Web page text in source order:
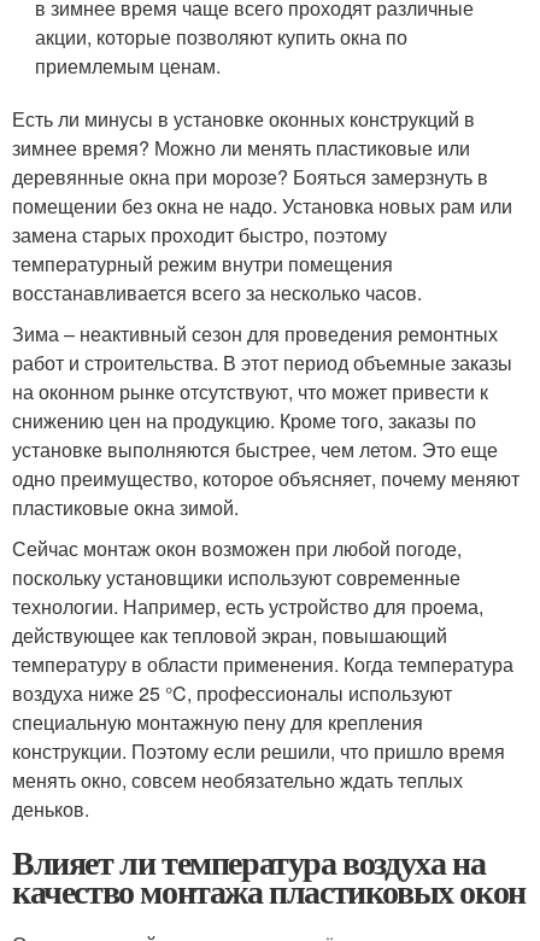
в зимнее время чаще всего проходят различные
акции, которые позволяют купить окна по
приемлемым ценам.
Есть ли минусы в установке оконных конструкций в
зимнее время? Можно ли менять пластиковые или
деревянные окна при морозе? Бояться замерзнуть в
помещении без окна не надо. Установка новых рам или
замена старых проходит быстро, поэтому
температурный режим внутри помещения
восстанавливается всего за несколько часов.
Зима – неактивный сезон для проведения ремонтных
работ и строительства. В этот период объемные заказы
на оконном рынке отсутствуют, что может привести к
снижению цен на продукцию. Кроме того, заказы по
установке выполняются быстрее, чем летом. Это еще
одно преимущество, которое объясняет, почему меняют
пластиковые окна зимой.
Сейчас монтаж окон возможен при любой погоде,
поскольку установщики используют современные
технологии. Например, есть устройство для проема,
действующее как тепловой экран, повышающий
температуру в области применения. Когда температура
воздуха ниже 25 °C, профессионалы используют
специальную монтажную пену для крепления
конструкции. Поэтому если решили, что пришло время
менять окно, совсем необязательно ждать теплых
деньков.
Влияет ли температура воздуха на
качество монтажа пластиковых окон